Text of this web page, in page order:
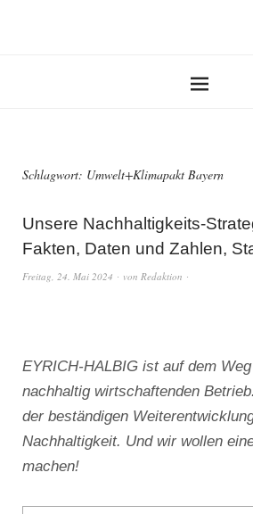
Schlagwort: Umwelt+Klimapakt Bayern
Unsere Nachhaltigkeits-
Fakten, Daten und Zahlen,
Freitag, 24. Mai 2024 von Redaktion
EYRICH-HALBIG ist auf dem
nachhaltig wirtschaftenden
der beständigen
Nachhaltigkeit. Und wir wollen
machen!